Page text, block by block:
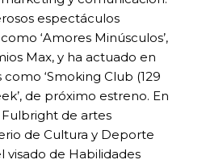
espectáculos
‘Amores Minúsculos’,
Max, y ha actuado en
‘Smoking Club (129
de próximo estreno. En
de artes
de Cultura y Deporte
visado de Habilidades